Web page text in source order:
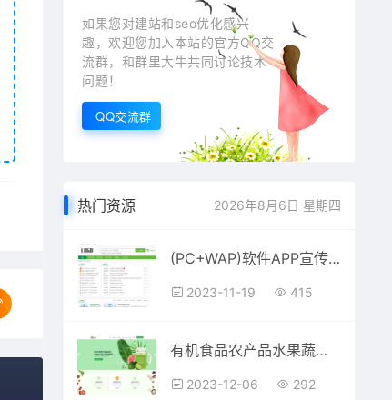
如果您对建站和seo优化感兴
趣，欢迎您加入本站的官方QQ交
流群，和群里大牛共同讨论技术
问题！
QQ交流群
热门资源 2026年8月6日 星期四
(PC+WAP)软件APP宣传推广下载站静态网页模板
2023-11-19 415
有机食品农产品水果蔬菜种植公司网站HTML模板
2023-12-06 292